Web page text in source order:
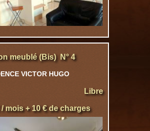
meublé (Bis) N° 4
VICTOR HUGO
Libre
/ mois + 10 € de charges